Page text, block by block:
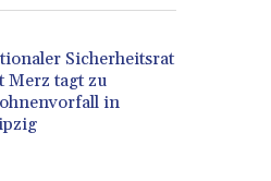
Sicherheitsrat
Merz tagt zu
in